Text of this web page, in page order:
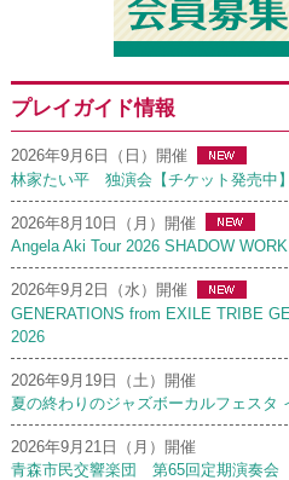
プレイガイド情報
2026年9月6日（日）開催
林家たい平 独演会【チケット発売中】
2026年8月10日（月）開催
Angela Aki Tour 2026 SHADOW WORK
2026年9月2日（水）開催
GENERATIONS from EXILE TRIBE
2026
2026年9月19日（土）開催
夏の終わりのジャズボーカルフェス
2026年9月21日（月）開催
青森市民交響楽団 第65回定期演奏会